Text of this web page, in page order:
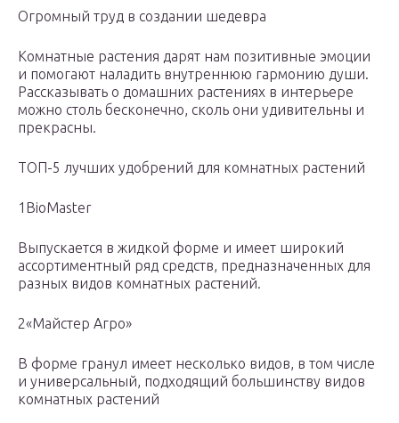
Огромный труд в создании шедевра
Комнатные растения дарят нам позитивные эмоции
и помогают наладить внутреннюю гармонию души.
Рассказывать о домашних растениях в интерьере
можно столь бесконечно, сколь они удивительны и
прекрасны.
ТОП-5 лучших удобрений для комнатных растений
1BioMaster
Выпускается в жидкой форме и имеет широкий
ассортиментный ряд средств, предназначенных для
разных видов комнатных растений.
2«Майстер Агро»
В форме гранул имеет несколько видов, в том числе
и универсальный, подходящий большинству видов
комнатных растений